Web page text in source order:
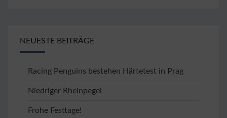
NEUESTE BEITRÄGE
Racing Penguins bestehen Härtetest in Prag
Niedriger Rheinpegel
Frohe Festtage!